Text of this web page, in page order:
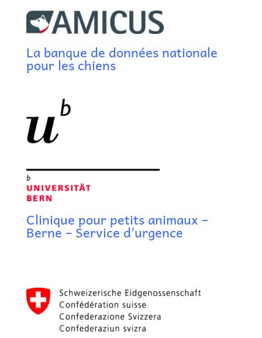
La banque de données nationale
pour les chiens
Clinique pour petits animaux –
Berne – Service d’urgence